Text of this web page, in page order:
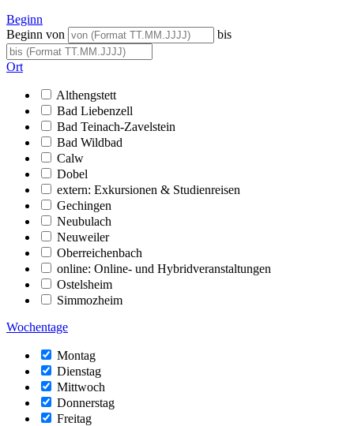
Beginn
Beginn von
bis
Ort
Althengstett
Bad Liebenzell
Bad Teinach-Zavelstein
Bad Wildbad
Calw
Dobel
extern: Exkursionen & Studienreisen
Gechingen
Neubulach
Neuweiler
Oberreichenbach
online: Online- und Hybridveranstaltungen
Ostelsheim
Simmozheim
Wochentage
Montag
Dienstag
Mittwoch
Donnerstag
Freitag